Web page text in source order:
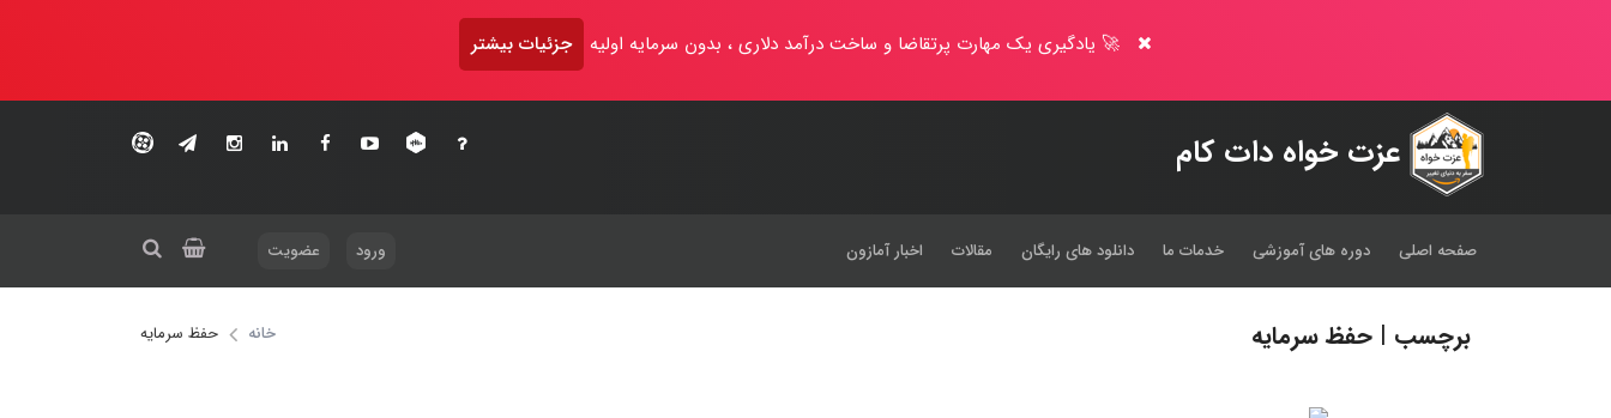
🚀 یادگیری یک مهارت پرتقاضا و ساخت درآمد دلاری ، بدون سرمایه اولیه جزئیات بیشتر
عزت خواه دات کام
صفحه اصلی دوره های آموزشی خدمات ما دانلود های رایگان مقالات اخبار آمازون ورود عضویت
برچسب | حفظ سرمایه خانه حفظ سرمایه